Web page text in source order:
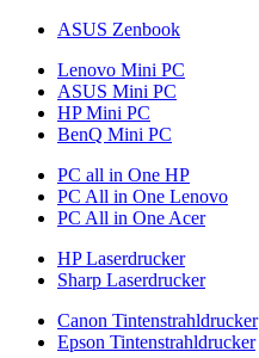
ASUS Zenbook
Lenovo Mini PC
ASUS Mini PC
HP Mini PC
BenQ Mini PC
PC all in One HP
PC All in One Lenovo
PC All in One Acer
HP Laserdrucker
Sharp Laserdrucker
Canon Tintenstrahldrucker
Epson Tintenstrahldrucker